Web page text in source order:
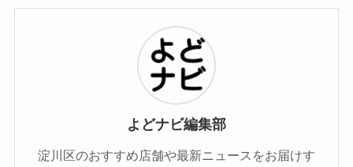
よどナビ編集部
淀川区のおすすめ店舗や最新ニュースをお届けす